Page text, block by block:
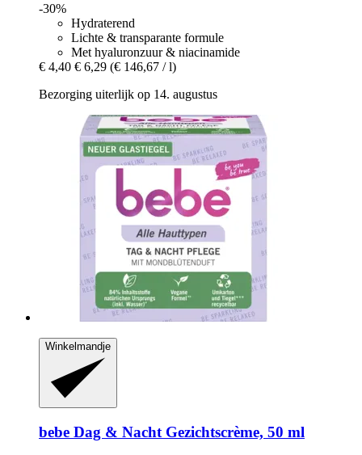
-30%
Hydraterend
Lichte & transparante formule
Met hyaluronzuur & niacinamide
€ 4,40 € 6,29 (€ 146,67 / l)
Bezorging uiterlijk op 14. augustus
Winkelmandje
bebe Dag & Nacht Gezichtscrème, 50 ml